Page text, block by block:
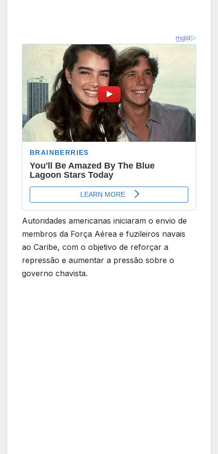
Autoridades americanas iniciaram o envio de
membros da Força Aérea e fuzileiros navais
ao Caribe, com o objetivo de reforçar a
repressão e aumentar a pressão sobre o
governo chavista.